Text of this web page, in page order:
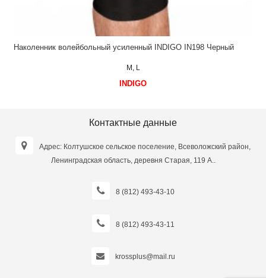
Наколенник волейбольный усиленный INDIGO IN198 Черный
M, L
INDIGO
Контактные данные
Адрес: Колтушское сельское поселение, Всеволожский район,
Ленинградская область, деревня Старая, 119 А..
8 (812) 493-43-10
8 (812) 493-43-11
krossplus@mail.ru